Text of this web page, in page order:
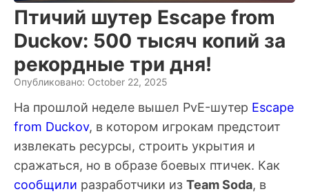
Птичий шутер Escape from
Duckov: 500 тысяч копий за
рекордные три дня!
Опубликовано: October 22, 2025
На прошлой неделе вышел PvE-шутер Escape
from Duckov, в котором игрокам предстоит
извлекать ресурсы, строить укрытия и
сражаться, но в образе боевых птичек. Как
сообщили разработчики из Team Soda, в